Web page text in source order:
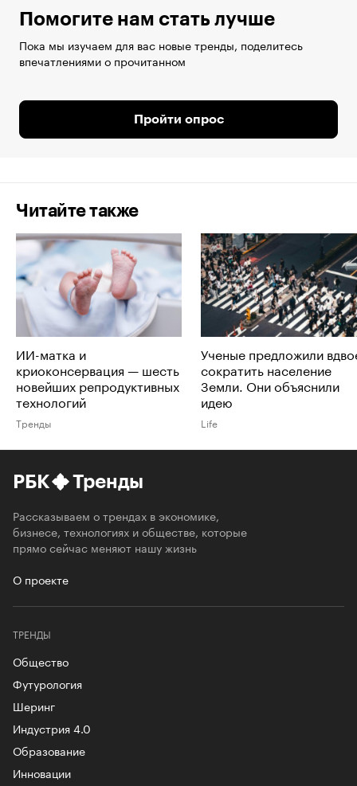
Помогите нам стать лучше
Пока мы изучаем для вас новые тренды, поделитесь
впечатлениями о прочитанном
Пройти опрос
Читайте также
ИИ-матка и
криоконсервация — шесть
новейших репродуктивных
технологий
Тренды
Ученые предложили
сократить население
Земли. Они объяснили
идею
Life
РБК Тренды
Рассказываем о трендах в экономике,
бизнесе, технологиях и обществе, которые
прямо сейчас меняют нашу жизнь
О проекте
ТРЕНДЫ
Общество
Футурология
Шеринг
Индустрия 4.0
Образование
Инновации